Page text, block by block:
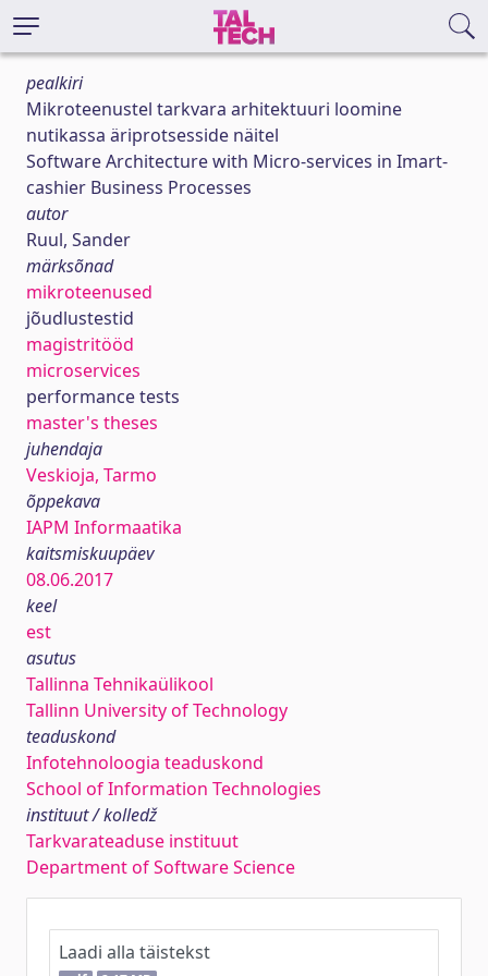
pealkiri
Mikroteenustel tarkvara arhitektuuri loomine
nutikassa äriprotsesside näitel
Software Architecture with Micro-services in Imart-
cashier Business Processes
autor
Ruul, Sander
märksõnad
mikroteenused
jõudlustestid
magistritööd
microservices
performance tests
master's theses
juhendaja
Veskioja, Tarmo
õppekava
IAPM Informaatika
kaitsmiskuupäev
08.06.2017
keel
est
asutus
Tallinna Tehnikaülikool
Tallinn University of Technology
teaduskond
Infotehnoloogia teaduskond
School of Information Technologies
instituut / kolledž
Tarkvarateaduse instituut
Department of Software Science
Laadi alla täistekst